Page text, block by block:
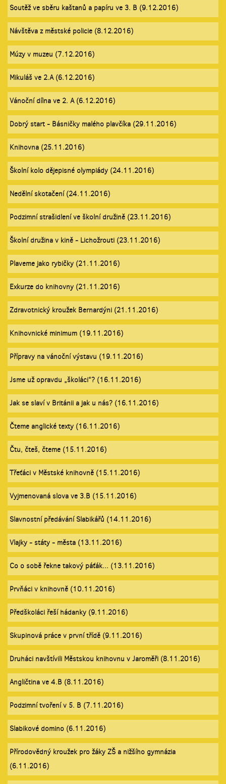
Soutěž ve sběru kaštanů a papíru ve 3. B (9.12.2016)
Návštěva z městské policie (8.12.2016)
Múzy v muzeu (7.12.2016)
Mikuláš ve 2.A (6.12.2016)
Vánoční dílna ve 2. A (6.12.2016)
Dobrý start - Básničky malého plavčíka (29.11.2016)
Knihovna (25.11.2016)
Školní kolo dějepisné olympiády (24.11.2016)
Nedělní skotačení (24.11.2016)
Podzimní strašidlení ve školní družině (23.11.2016)
Školní družina v kině - Lichožrouti (23.11.2016)
Plaveme jako rybičky (21.11.2016)
Exkurze do knihovny (21.11.2016)
Zdravotnický kroužek Bernardýni (21.11.2016)
Knihovnické minimum (19.11.2016)
Přípravy na vánoční výstavu (19.11.2016)
Jsme už opravdu „školáci“? (16.11.2016)
Jak se slaví v Británii a jak u nás? (16.11.2016)
Čteme anglické texty (16.11.2016)
Čtu, čteš, čteme (15.11.2016)
Třeťáci v Městské knihovně (15.11.2016)
Vyjmenovaná slova ve 3.B (15.11.2016)
Slavnostní předávání Slabikářů (14.11.2016)
Vlajky - státy - města (13.11.2016)
Co o sobě řekne takový páťák... (13.11.2016)
Prvňáci v knihovně (10.11.2016)
Předškoláci řeší hádanky (9.11.2016)
Skupinová práce v první třídě (9.11.2016)
Druháci navštívili Městskou knihovnu v Jaroměři (8.11.2016)
Angličtina ve 4.B (8.11.2016)
Podzimní tvoření v 5. B (7.11.2016)
Slabikové domino (6.11.2016)
Přírodovědný kroužek pro žáky ZŠ a nižšího gymnázia
(6.11.2016)